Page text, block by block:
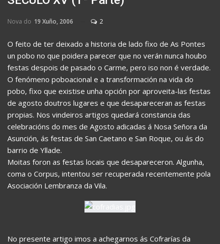
Nova do 19 Xuño, 2006 2
O feito de ter deixado a historia de lado fixo de As Pontes
un pobo no que poidera parecer que no verán nunca houbo
festas despois de pasado o Carme, pero iso non é verdade.
O fenómeno poboacional e a transformación na vida do
pobo, fixo que existise unha opción por aproveita-las festas
de agosto doutros lugares e que desapareceran as festas
propias. Nos vindeiros artigos quedará constancia das
celebracións do mes de Agosto adicadas á Nosa Señora da
Asunción, ás festas de San Caetano e San Roque, ou ás do
barrio de Yllade.
Moitas foron as festas locais que desapareceron. Algunha,
coma o Corpus, intentou ser recuperada recentemente pola
Asociación Lembranza da Vila.
No presente artigo imos a achegarnos ás Cofrarías da